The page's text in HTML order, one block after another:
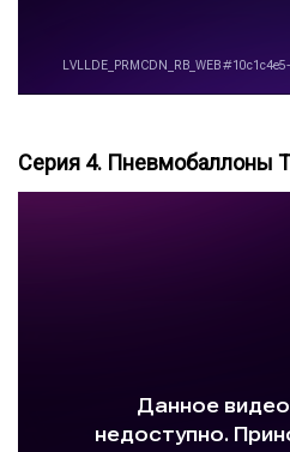
Серия 4. Пневмобаллоны